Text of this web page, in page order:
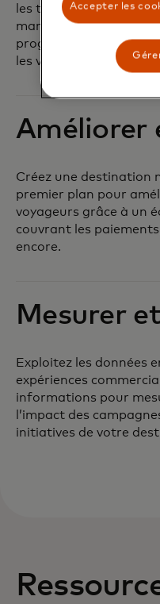
les touristes cibles
marketing de bout en
programmes de
les visiteurs à revenir.
Améliorer
Créez une destination
premier plan pour
voyageurs grâce à un
couvrant les
encore.
Mesurer
Exploitez les données
expériences
informations pour
l’impact des
initiatives de votre
Accepter les